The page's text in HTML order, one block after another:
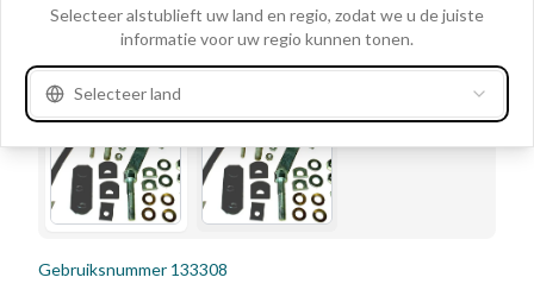
Gebruiksnummer 133308
Selecteer alstublieft uw land en regio, zodat we u de juiste
informatie voor uw regio kunnen tonen.
Selecteer land